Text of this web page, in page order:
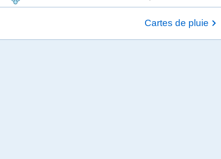
Cartes de pluie